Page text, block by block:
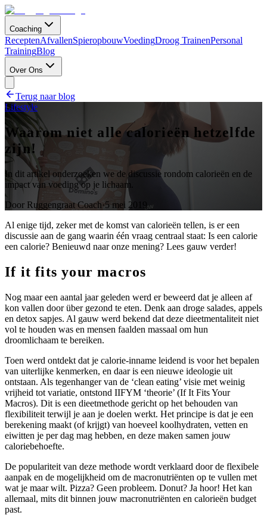
Coaching
ReceptenAfvallenSpieropbouwVoedingDroog TrainenPersonal
TrainingBlog
Over Ons
Terug naar blog
Lifestyle
Waarom niet alle calorieën hetzelfde
zijn!
In dit artikel onderzoeken we de discussie rondom calorieën en de
impact van voeding op je lichaam.
Door Ruggengraat Coach·5 mei 2019
Al enige tijd, zeker met de komst van calorieën tellen, is er een
discussie aan de gang waarin één vraag centraal staat: Is een calorie
een calorie? Benieuwd naar onze mening? Lees gauw verder!
If it fits your macros
Nog maar een aantal jaar geleden werd er beweerd dat je alleen af
kon vallen door über gezond te eten. Denk aan droge salades, appels
en detox sapjes. Al gauw werd bekend dat deze dieetmentaliteit niet
vol te houden was en mensen faalden massaal om hun
droomlichaam te bereiken.
Toen werd ontdekt dat je calorie-inname leidend is voor het bepalen
van uiterlijke kenmerken, en daar is een nieuwe ideologie uit
ontstaan. Als tegenhanger van de ‘clean eating’ visie met weinig
vrijheid tot variatie, ontstond IIFYM ‘theorie’ (If It Fits Your
Macros). Dit is een dieetmethode gericht op het behouden van
flexibiliteit terwijl je aan je doelen werkt. Het principe is dat je een
berekening maakt (of krijgt) van hoeveel koolhydraten, vetten en
eiwitten je per dag mag hebben, en deze maken samen jouw
caloriebehoefte.
De populariteit van deze methode wordt verklaard door de flexibele
aanpak en de mogelijkheid om de macronutriënten op te vullen met
wat je maar wilt. Pizza? Geen probleem. Donut? Ja hoor! Het kan
allemaal, mits dit binnen jouw macronutriënten en calorieën budget
past.